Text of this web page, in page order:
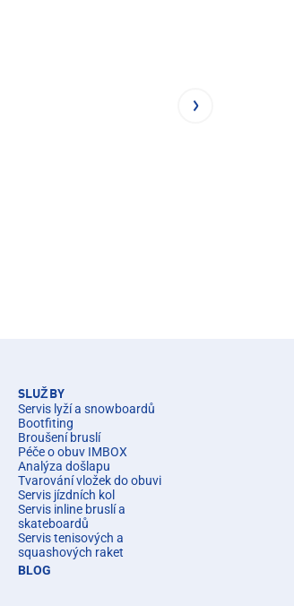
SLUŽBY
Servis lyží a snowboardů
Bootfiting
Broušení bruslí
Péče o obuv IMBOX
Analýza došlapu
Tvarování vložek do obuvi
Servis jízdních kol
Servis inline bruslí a
skateboardů
Servis tenisových a
squashových raket
BLOG